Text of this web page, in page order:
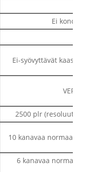
Ei
Ei-syövyttävät kaasut,
2500 plr (resoluutio:
10 kanavaa normaalia
6 kanavaa normaalia